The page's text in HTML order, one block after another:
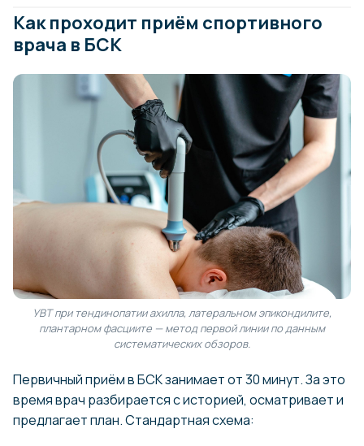
Как проходит приём спортивного
врача в БСК
УВТ при тендинопатии ахилла, латеральном эпикондилите,
плантарном фасциите — метод первой линии по данным
систематических обзоров.
Первичный приём в БСК занимает от 30 минут. За это
время врач разбирается с историей, осматривает и
предлагает план. Стандартная схема: